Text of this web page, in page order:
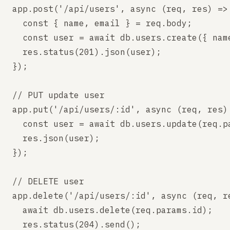
app.post('/api/users', async (req, res)
  const { name, email } = req.body;
const user = await db.users.create({
  res.status(201).json(user);
});
// PUT update user
app.put('/api/users/:id', async (req,
const user = await
  res.json(user);
});
// DELETE user
app.delete('/api/users/:id', async (req,
  await db.users.delete(req.params.id);
  res.status(204).send();